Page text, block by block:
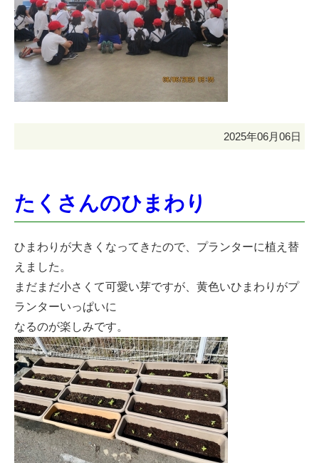
2025年06月06日
たくさんのひまわり
ひまわりが大きくなってきたので、プランターに植え替
えました。
まだまだ小さくて可愛い芽ですが、黄色いひまわりがプ
ランターいっぱいに
なるのが楽しみです。